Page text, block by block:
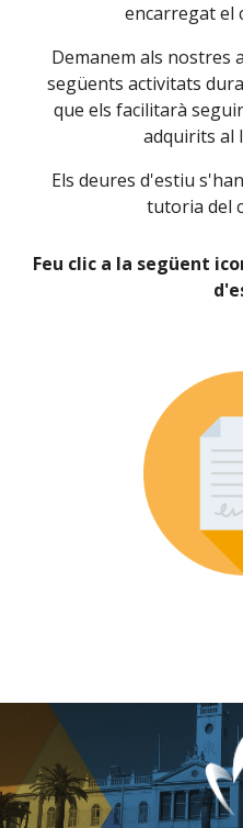
encarregat el
Demanem als nostres
següents activitats
que els facilitarà
adquirits al
Els deures d'estiu
tutoria del
Feu clic a la següent